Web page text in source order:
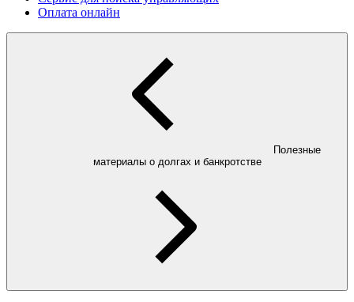
Оплата онлайн
Полезные
материалы о долгах и банкротстве